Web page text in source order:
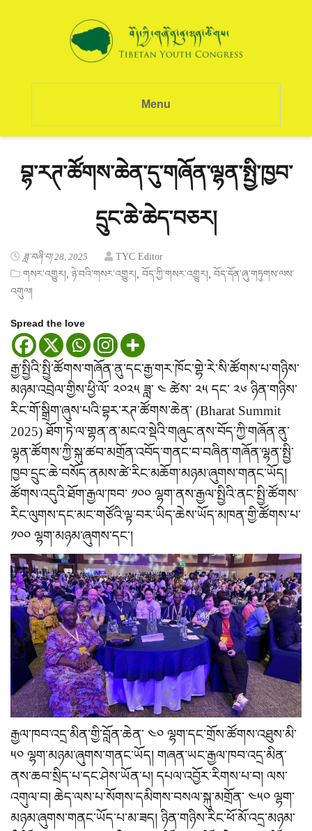
Menu
བྷ་རཊ་ཚོགས་ཆེན་དུ་གཞོན་ལྷན་སྤྱི་ཁྱབ་
དྲུང་ཆེ་ཆེད་བཅར།
ཟླ་བཞི་བ། 28, 2025
TYC Editor
གསར་འགྱུར། ཉེ་བའི་གསར་འགྱུར། བོད་ཀྱི་གསར་འགྱུར། བོད་དོན་ཞུ་གཏུགས་ལས་
འགུལ།
Spread the love
རྒྱ་སྤྱིའི་སྤྱི་ཚོགས་གཞོན་ནུ་དང་རྒྱ་གར་ཁོང་གྷེ་རེ་སི་ཚོགས་པ་གཉིས་
མཉམ་འབྲེལ་གྱིས་ཕྱི་ལོ་ ༢༠༢༥ ཟླ་ ༤ ཚེས་ ༢༥ དང་ ༢༦ ཉིན་གཉིས་
རིང་གོ་སྒྲིག་ཞུས་པའི་བྷར་རཊ་ཚོགས་ཆེན་ (Bharat Summit
2025) ཐོག་ཏེ་ལ་གྷན་ན་མངའ་སྡེའི་གཞུང་ནས་བོད་ཀྱི་གཞོན་ནུ་
ལྷན་ཚོགས་ཀྱི་སྐུ་ཚབ་མགྲོན་འབོད་གནང་བ་བཞིན་གཞོན་ལྷན་སྤྱི་
ཁྱབ་དྲུང་ཆེ་བསོད་ནམས་ཚེ་རིང་མཆོག་མཉམ་ཞུགས་གནང་ཡོད།
ཚོགས་འདུའི་ཐོག་རྒྱལ་ཁབ་ ༡༠༠ ལྷག་ནས་རྒྱལ་སྤྱིའི་ནང་སྤྱི་ཚོགས་
རིང་ལུགས་དང་མང་གཙོའི་ལྟ་བར་ཡིད་ཆེས་ཡོད་མཁན་གྱི་ཚོགས་པ་
༡༠༠ ལྷག་མཉམ་ཞུགས་དང་།
རྒྱལ་ཁབ་འདྲ་མིན་གྱི་བློན་ཆེན་ ༤༠ ལྷག་དང་གྲོས་ཚོགས་འཐུས་མི་
༥༠ ལྷག་མཉམ་ཞུགས་གནང་ཡོད། གཞན་ཡང་རྒྱལ་ཁབ་འདྲ་མིན་
ནས་ཆབ་སྲིད་པ་དང་ཤེས་ཡོན་པ། དཔལ་འབྱོར་རིགས་པ་བ། ལས་
འགུལ་བ། ཆེད་ལས་པ་སོགས་དམིགས་བསལ་སྐུ་མགྲོན་ ༤༥༠ ལྷག་
མཉམ་ཞུགས་གནང་ཡོད་པ་མ་ཟད། ཉིན་གཉིས་རིང་ཕོ་མོ་འདྲ་མཉམ་